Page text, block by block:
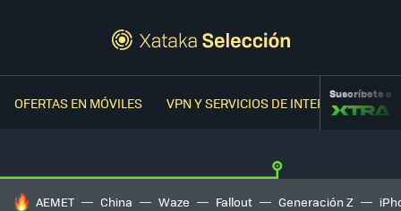
OFERTAS EN MÓVILES VPN Y SERVICIOS DE INTERNETSuscríbete a
HOY SE HABLA DE
AEMET China Waze Fallout Generación Z